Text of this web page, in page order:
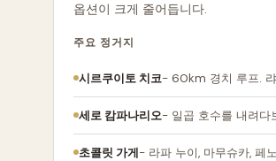
옵션이 크게 줄어듭니다.
주요 정거지
시르쿠이토 치코- 60km 경치 루프. 랴
세로 캄파나리오- 일곱 호수를 내려다
초콜릿 가게- 라파 누이, 마무슈카, 페